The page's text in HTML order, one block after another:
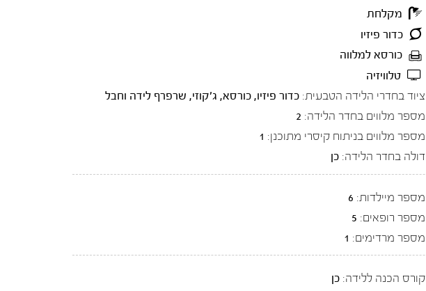
מקלחת
כדור פיזיו
כורסא למלווה
טלוויזיה
ציוד בחדרי הלידה הטבעית: כדור פיזיו, כורסא, ג'קוזי, שרפרף לידה וחבל
מספר מלווים בחדר הלידה: 2
מספר מלווים בניתוח קיסרי מתוכנן: 1
דולה בחדר הלידה: כן
מספר מיילדות: 6
מספר רופאים: 5
מספר מרדימים: 1
קורס הכנה ללידה: כן